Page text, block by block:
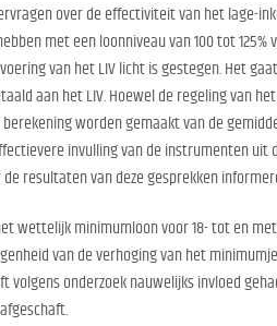
over de effectiviteit van het lage-
met een loonniveau van 100 tot
van het LIV licht is gestegen. Het
aan het LIV. Hoewel de regeling van
worden gemaakt van de
invulling van de instrumenten
resultaten van deze gesprekken
wettelijk minimumloon voor 18- tot en
van de verhoging van het
onderzoek nauwelijks invloed